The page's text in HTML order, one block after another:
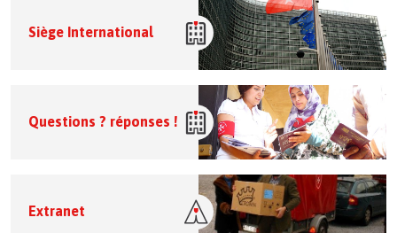
Siège International
Questions ? réponses !
Extranet